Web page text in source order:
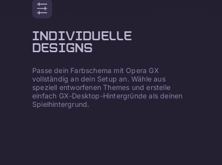
INDIVIDUELLE
DESIGNS
Passe dein Farbschema mit Opera GX
vollständig an dein Setup an. Wähle aus
speziell entworfenen Themes und erstelle
einfach GX-Desktop-Hintergründe als deinen
Spielhintergrund.